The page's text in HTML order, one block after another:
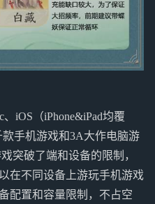
iOS（iPhone&iPad均覆
手机游戏和3A大作电脑游
突破了端和设备的限制，
在不同设备上游玩手机游戏
配置和容量限制，不占空